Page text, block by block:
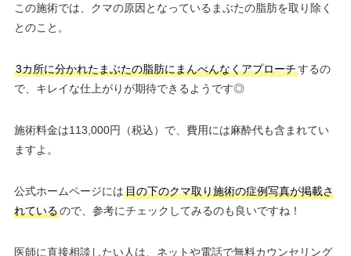
この施術では、クマの原因となっているまぶたの脂肪を取り除く
とのこと。
3カ所に分かれたまぶたの脂肪にまんべんなくアプローチするの
で、キレイな仕上がりが期待できるようです◎
施術料金は113,000円（税込）で、費用には麻酔代も含まれてい
ますよ。
公式ホームページには目の下のクマ取り施術の症例写真が掲載さ
れているので、参考にチェックしてみるのも良いですね！
医師に直接相談したい人は、ネットや電話で無料カウンセリング